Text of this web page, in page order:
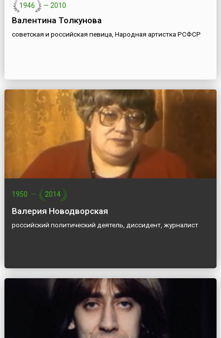
1946 — 2010
Валентина Толкунова
советская и российская певица, Народная артистка РСФСР
1950 — 2014
Валерия Новодворская
российский политический деятель, диссидент, журналист